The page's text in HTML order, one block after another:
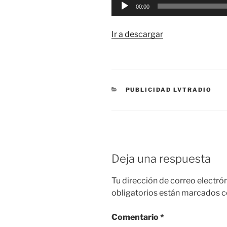
00:00
Ir a descargar
CATEGORÍAS
PUBLICIDAD LVTRADIO
Deja una respuesta
Tu dirección de correo
obligatorios están marcados
Comentario*